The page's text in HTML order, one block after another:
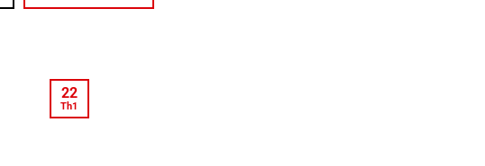
22
Th1